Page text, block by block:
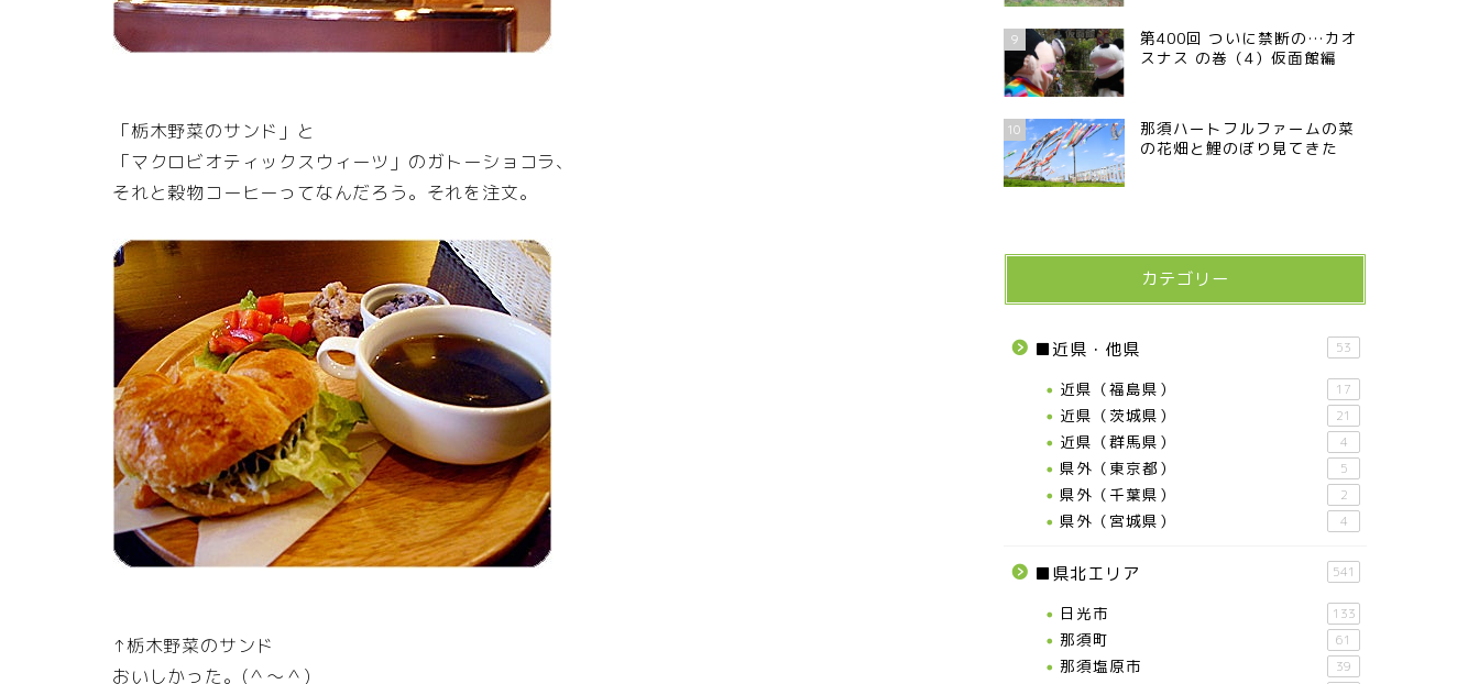
「栃木野菜のサンド」と
「マクロビオティックスウィーツ」のガトーショコラ、
それと穀物コーヒーってなんだろう。それを注文。
↑栃木野菜のサンド
おいしかった。(＾～＾)
9
第400回 ついに禁断の…カオ
スナス の巻（4）仮面館編
10
那須ハートフルファームの菜
の花畑と鯉のぼり見てきた
カテゴリー
■近県・他県 53
近県（福島県） 17
近県（茨城県） 21
近県（群馬県） 4
県外（東京都） 5
県外（千葉県） 2
県外（宮城県） 4
■県北エリア 541
日光市 133
那須町 61
那須塩原市 39